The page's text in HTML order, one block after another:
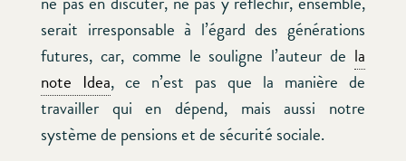
serait irresponsable à l’égard des générations
futures, car, comme le souligne l’auteur de la
note Idea, ce n’est pas que la manière de
travailler qui en dépend, mais aussi notre
système de pensions et de sécurité sociale.